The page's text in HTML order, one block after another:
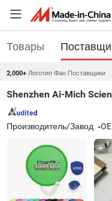
Товары
2,000+ Логотип Фан Поставщики
Shenzhen Ai-Mich
Производитель/Завод